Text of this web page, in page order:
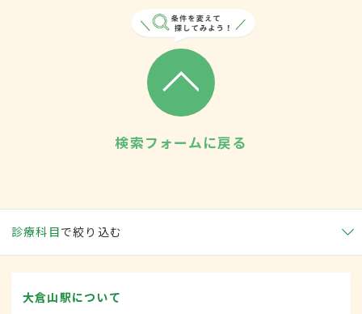
検索フォームに戻る
診療科目で絞り込む
大倉山駅について